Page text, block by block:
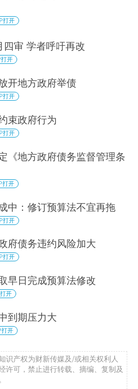
打开
审 学者呼吁再改
开
开地方政府举债
打开
束政府行为
打开
《地方政府债务监督管理条
打开
中：修订预算法不宜再拖
打开
府债务违约风险加大
打开
早日完成预算法修改
开
到期压力大
打开
识产权为财新传媒及/或相关权利人
许可，禁止进行转载、摘编、复制及